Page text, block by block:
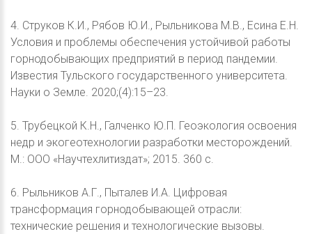
4. Струков К.И., Рябов Ю.И., Рыльникова М.В., Есина Е.Н.
Условия и проблемы обеспечения устойчивой работы
горнодобывающих предприятий в период пандемии.
Известия Тульского государственного университета.
Науки о Земле. 2020;(4):15–23.
5. Трубецкой К.Н., Галченко Ю.П. Геоэкология освоения
недр и экогеотехнологии разработки месторождений.
М.: ООО «Научтехлитиздат»; 2015. 360 с.
6. Рыльников А.Г., Пыталев И.А. Цифровая
трансформация горнодобывающей отрасли:
технические решения и технологические вызовы.